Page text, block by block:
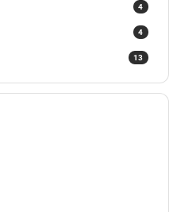
4
4
13